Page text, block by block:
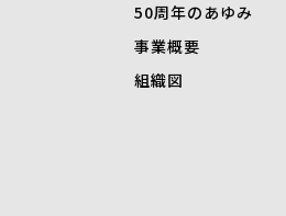
50周年のあゆみ
事業概要
組織図